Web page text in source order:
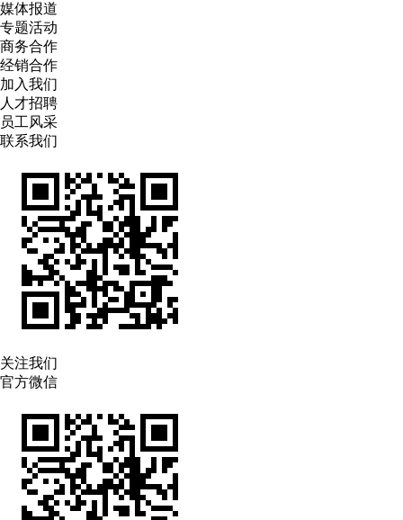
媒体报道
专题活动
商务合作
经销合作
加入我们
人才招聘
员工风采
联系我们
关注我们
官方微信